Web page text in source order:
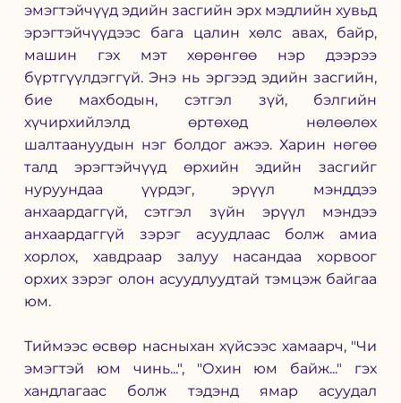
эмэгтэйчүүд эдийн засгийн эрх мэдлийн хувьд
эрэгтэйчүүдээс бага цалин хөлс авах, байр,
машин гэх мэт хөрөнгөө нэр дээрээ
бүртгүүлдэггүй. Энэ нь эргээд эдийн засгийн,
бие махбодын, сэтгэл зүй, бэлгийн
хүчирхийлэлд өртөхөд нөлөөлөх
шалтаануудын нэг болдог ажээ. Харин нөгөө
талд эрэгтэйчүүд өрхийн эдийн засгийг
нуруундаа үүрдэг, эрүүл мэнддээ
анхаардаггүй, сэтгэл зүйн эрүүл мэндээ
анхаардаггүй зэрэг асуудлаас болж амиа
хорлох, хавдраар залуу насандаа хорвоог
орхих зэрэг олон асуудлуудтай тэмцэж байгаа
юм.
Тиймээс өсвөр насныхан хүйсээс хамаарч, "Чи
эмэгтэй юм чинь...", "Охин юм байж..." гэх
хандлагаас болж тэдэнд ямар асуудал